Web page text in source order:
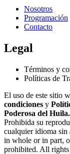
Nosotros
Programación
Contacto
Legal
Términos y
Políticas de
El uso de este sitio
condiciones y
Poderosa del Huila.
Prohibida su
cualquier idioma sin
in whole or in part,
prohibited. All rights